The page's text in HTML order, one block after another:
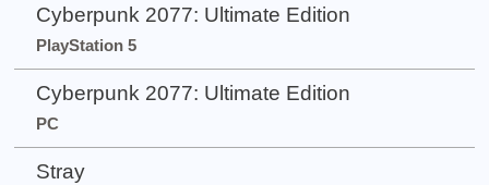
Cyberpunk 2077: Ultimate Edition
PlayStation 5
Cyberpunk 2077: Ultimate Edition
PC
Stray